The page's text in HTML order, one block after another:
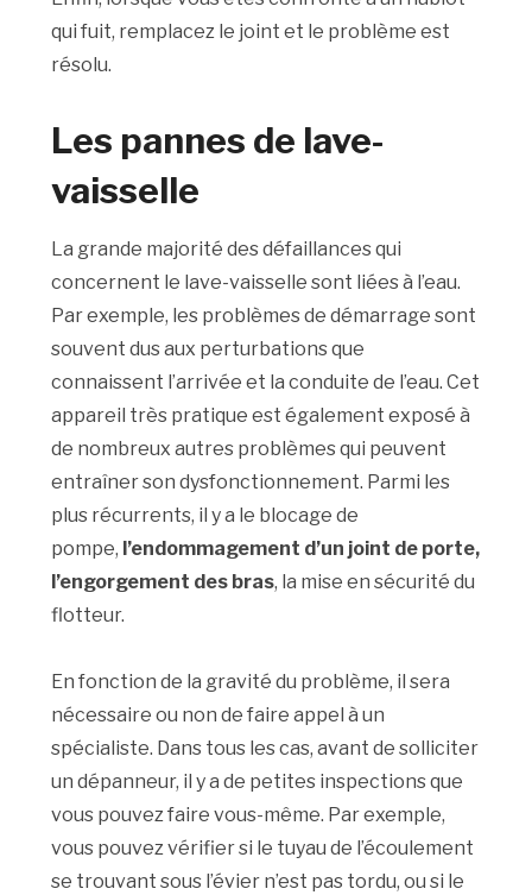
qui fuit, remplacez le joint et le problème est
résolu.
Les pannes de lave-
vaisselle
La grande majorité des défaillances qui
concernent le lave-vaisselle sont liées à l’eau.
Par exemple, les problèmes de démarrage sont
souvent dus aux perturbations que
connaissent l’arrivée et la conduite de l’eau. Cet
appareil très pratique est également exposé à
de nombreux autres problèmes qui peuvent
entraîner son dysfonctionnement. Parmi les
plus récurrents, il y a le blocage de
pompe, l’endommagement d’un joint de porte,
l’engorgement des bras, la mise en sécurité du
flotteur.
En fonction de la gravité du problème, il sera
nécessaire ou non de faire appel à un
spécialiste. Dans tous les cas, avant de solliciter
un dépanneur, il y a de petites inspections que
vous pouvez faire vous-même. Par exemple,
vous pouvez vérifier si le tuyau de l’écoulement
se trouvant sous l’évier n’est pas tordu, ou si le